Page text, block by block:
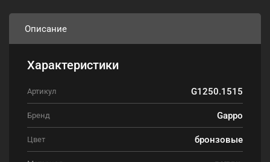
Описание
Характеристики
Артикул G1250.1515
Бренд Gappo
Цвет бронзовые